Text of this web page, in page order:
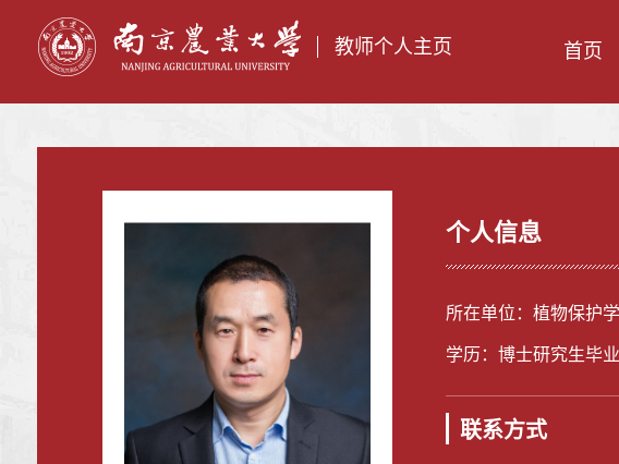
教师个人主页 首页
个人信息
所在单位：植物保护
学历：博士研究生毕业
联系方式